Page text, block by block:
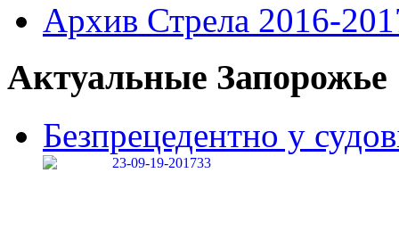
Архив Стрела 2016-
Актуальные Запорожье
Безпрецедентно у